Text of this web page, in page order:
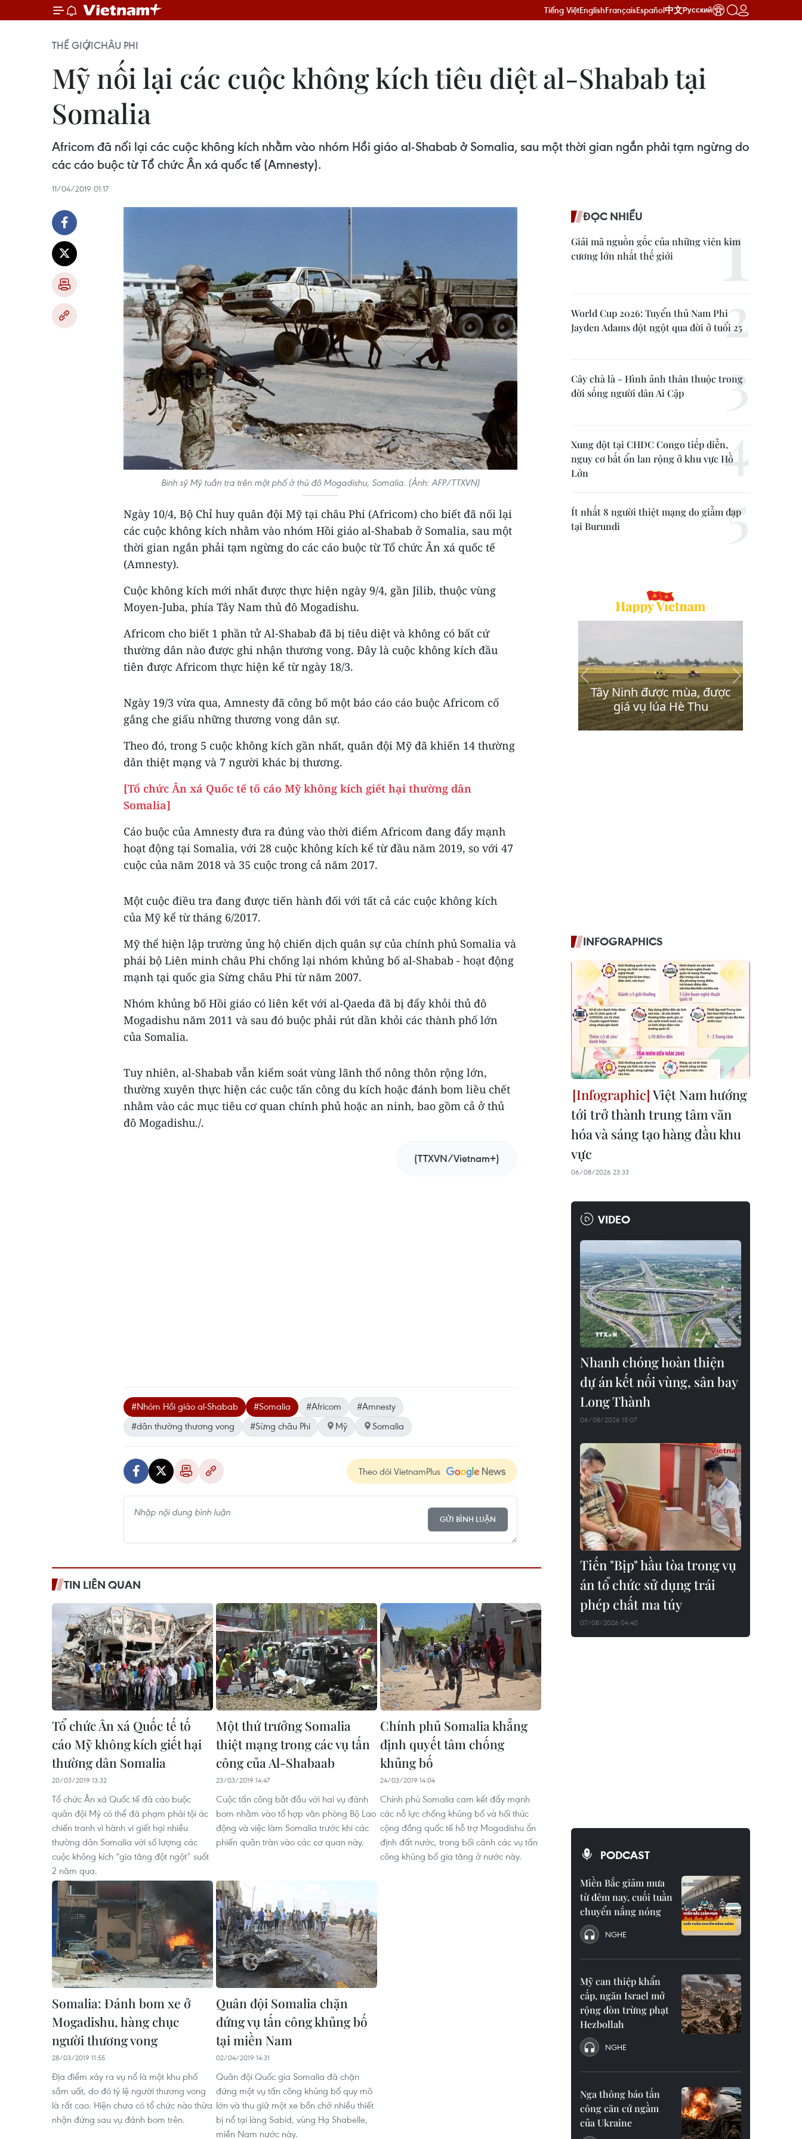
Tiếng ViệtEnglishFrançaisEspañol中文Русский
THẾ GIỚICHÂU PHI
Mỹ nối lại các cuộc không kích tiêu diệt al-Shabab tại
Somalia
Africom đã nối lại các cuộc không kích nhằm vào nhóm Hồi giáo al-Shabab ở Somalia, sau một thời gian ngắn phải tạm ngừng do
các cáo buộc từ Tổ chức Ân xá quốc tế (Amnesty).
11/04/2019 01:17
Binh sỹ Mỹ tuần tra trên một phố ở thủ đô Mogadishu, Somalia. (Ảnh: AFP/TTXVN)
Ngày 10/4, Bộ Chỉ huy quân đội Mỹ tại châu Phi (Africom) cho biết đã nối lại
các cuộc không kích nhằm vào nhóm Hồi giáo al-Shabab ở Somalia, sau một
thời gian ngắn phải tạm ngừng do các cáo buộc từ Tổ chức Ân xá quốc tế
(Amnesty).
Cuộc không kích mới nhất được thực hiện ngày 9/4, gần Jilib, thuộc vùng
Moyen-Juba, phía Tây Nam thủ đô Mogadishu.
Africom cho biết 1 phần tử Al-Shabab đã bị tiêu diệt và không có bất cứ
thường dân nào được ghi nhận thương vong. Đây là cuộc không kích đầu
tiên được Africom thực hiện kể từ ngày 18/3.
Ngày 19/3 vừa qua, Amnesty đã công bố một báo cáo cáo buộc Africom cố
gắng che giấu những thương vong dân sự.
Theo đó, trong 5 cuộc không kích gần nhất, quân đội Mỹ đã khiến 14 thường
dân thiệt mạng và 7 người khác bị thương.
[Tổ chức Ân xá Quốc tế tố cáo Mỹ không kích giết hại thường dân
Somalia]
Cáo buộc của Amnesty đưa ra đúng vào thời điểm Africom đang đẩy mạnh
hoạt động tại Somalia, với 28 cuộc không kích kể từ đầu năm 2019, so với 47
cuộc của năm 2018 và 35 cuộc trong cả năm 2017.
Một cuộc điều tra đang được tiến hành đối với tất cả các cuộc không kích
của Mỹ kể từ tháng 6/2017.
Mỹ thể hiện lập trường ủng hộ chiến dịch quân sự của chính phủ Somalia và
phái bộ Liên minh châu Phi chống lại nhóm khủng bố al-Shabab - hoạt động
mạnh tại quốc gia Sừng châu Phi từ năm 2007.
Nhóm khủng bố Hồi giáo có liên kết với al-Qaeda đã bị đẩy khỏi thủ đô
Mogadishu năm 2011 và sau đó buộc phải rút dần khỏi các thành phố lớn
của Somalia.
Tuy nhiên, al-Shabab vẫn kiểm soát vùng lãnh thổ nông thôn rộng lớn,
thường xuyên thực hiện các cuộc tấn công du kích hoặc đánh bom liều chết
nhằm vào các mục tiêu cơ quan chính phủ hoặc an ninh, bao gồm cả ở thủ
đô Mogadishu./.
(TTXVN/Vietnam+)
#Nhóm Hồi giáo al-Shabab #Somalia #Africom
#Amnesty
#dân thường thương vong
#Sừng châu Phi Mỹ Somalia
Theo dõi VietnamPlus
GỬI BÌNH LUẬN
TIN LIÊN QUAN
Tổ chức Ân xá Quốc tế tố
cáo Mỹ không kích giết hại
thường dân Somalia
20/03/2019 13:32
Tổ chức Ân xá Quốc tế đã cáo buộc
quân đội Mỹ có thể đã phạm phải tội ác
chiến tranh vì hành vi giết hại nhiều
thường dân Somalia với số lượng các
cuộc không kích “gia tăng đột ngột” suốt
2 năm qua.
Một thứ trưởng Somalia
thiệt mạng trong các vụ tấn
công của Al-Shabaab
23/03/2019 14:47
Cuộc tấn công bắt đầu với hai vụ đánh
bom nhằm vào tổ hợp văn phòng Bộ Lao
động và việc làm Somalia trước khi các
phiến quân tràn vào các cơ quan này.
Chính phủ Somalia khẳng
định quyết tâm chống
khủng bố
24/03/2019 14:04
Chính phủ Somalia cam kết đẩy mạnh
các nỗ lực chống khủng bố và hối thúc
cộng đồng quốc tế hỗ trợ Mogadishu ổn
định đất nước, trong bối cảnh các vụ tấn
công khủng bố gia tăng ở nước này.
Somalia: Đánh bom xe ở
Mogadishu, hàng chục
người thương vong
28/03/2019 11:55
Địa điểm xảy ra vụ nổ là một khu phố
sầm uất, do đó tỷ lệ người thương vong
là rất cao. Hiện chưa có tổ chức nào thừa
nhận đứng sau vụ đánh bom trên.
Quân đội Somalia chặn
đứng vụ tấn công khủng bố
tại miền Nam
02/04/2019 14:31
Quân đội Quốc gia Somalia đã chặn
đứng một vụ tấn công khủng bố quy mô
lớn và thu giữ một xe bồn chở nhiều thiết
bị nổ tại làng Sabid, vùng Hạ Shabelle,
miền Nam nước này.
ĐỌC NHIỀU
Giải mã nguồn gốc của những viên kim
cương lớn nhất thế giới
World Cup 2026: Tuyển thủ Nam Phi
Jayden Adams đột ngột qua đời ở tuổi 25
Cây chà là - Hình ảnh thân thuộc trong
đời sống người dân Ai Cập
Xung đột tại CHDC Congo tiếp diễn,
nguy cơ bất ổn lan rộng ở khu vực Hồ
Lớn
Ít nhất 8 người thiệt mạng do giẫm đạp
tại Burundi
INFOGRAPHICS
Việt Nam hướng
tới trở thành trung tâm văn
hóa và sáng tạo hàng đầu khu
vực
06/08/2026 23:33
VIDEO
Nhanh chóng hoàn thiện
dự án kết nối vùng, sân bay
Long Thành
06/08/2026 15:07
Tiến "Bịp" hầu tòa trong vụ
án tổ chức sử dụng trái
phép chất ma túy
07/08/2026 04:40
PODCAST
Miền Bắc giảm mưa
từ đêm nay, cuối tuần
chuyển nắng nóng
NGHE
Mỹ can thiệp khẩn
cấp, ngăn Israel mở
rộng đòn trừng phạt
Hezbollah
NGHE
Nga thông báo tấn
công căn cứ ngầm
của Ukraine